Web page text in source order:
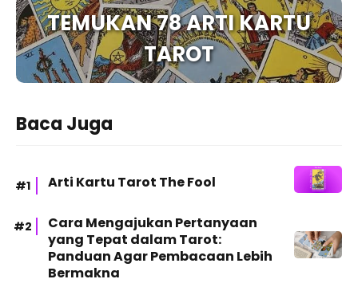
TEMUKAN 78 ARTI KARTU
TAROT
Baca Juga
Arti Kartu Tarot The Fool
Cara Mengajukan Pertanyaan
yang Tepat dalam Tarot:
Panduan Agar Pembacaan Lebih
Bermakna